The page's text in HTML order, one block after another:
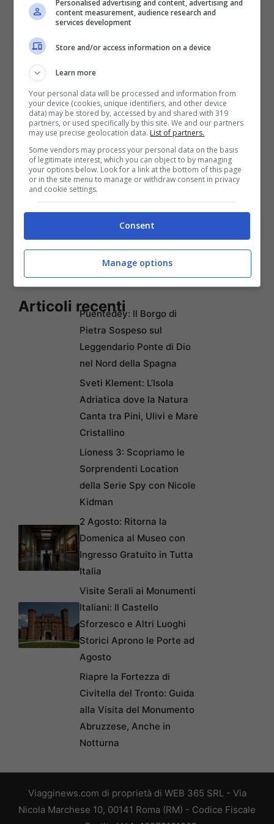
Ryanair, con partenza da Roma Ciampino
il 13 febbraio alle 8,15 e arrivo a Barcellona
(El Prat) e rientro il 16 alle ore 6,10,
costo di euro 71,98
Negli stessi giorni, macon partenza da
Milano
, l’offerta migliore è quella di
Ryanair con partenza da Orio al Serio alle
10,10 con arrivo a Barcellona (El Prat) e con
rientro alle 21,15 ad uncosto di euro 51,98
Buon San Valentino nella bella Barcellona!
Articoli recentiPuentedey: Il Borgo di
Pietra Sospeso sul
Leggendario Ponte di Dio
nel Nord della Spagna
Sveti Klement: L’Isola
Adriatica dove la Natura
Canta tra Pini, Ulivi e Mare
Cristallino
Lioness 3: Scopriamo le
Sorprendenti Location
della Serie Spy con Nicole
Kidman
2 Agosto: Ritorna la
Domenica al Museo con
Ingresso Gratuito in Tutta
Italia
Visite Serali ai Monumenti
Italiani: Il Castello
Sforzesco e Altri Luoghi
Storici Aprono le Porte ad
Agosto
Riapre la Fortezza di
Civitella del Tronto: Guida
alla Visita del Monumento
Abruzzese, Anche in
Notturna
Viagginews.com di proprietà di WEB 365 SRL - Via
Nicola Marchese 10, 00141 Roma (RM) - Codice Fiscale
Personalised advertising and content, advertising and
content measurement, audience research and
services development
Store and/or access information on a device
Learn more
Your personal data will be processed and information from
your device (cookies, unique identifiers, and other device
data) may be stored by, accessed by and shared with 319
partners, or used specifically by this site. We and our partners
may use precise geolocation data. List of partners.
Some vendors may process your personal data on the basis
of legitimate interest, which you can object to by managing
your options below. Look for a link at the bottom of this page
or in the site menu to manage or withdraw consent in privacy
and cookie settings.
Consent
Manage options